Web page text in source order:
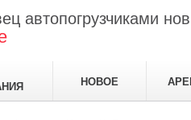
автопогрузчиками
НОВОЕ